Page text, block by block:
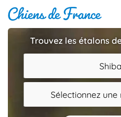
Chiots
Éleveurs
Étalons
Trouvez les étalons
Shiba
Sélectionnez une